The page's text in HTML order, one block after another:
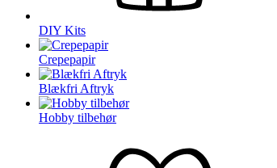
DIY Kits
Crepepapir
Blækfri Aftryk
Hobby tilbehør